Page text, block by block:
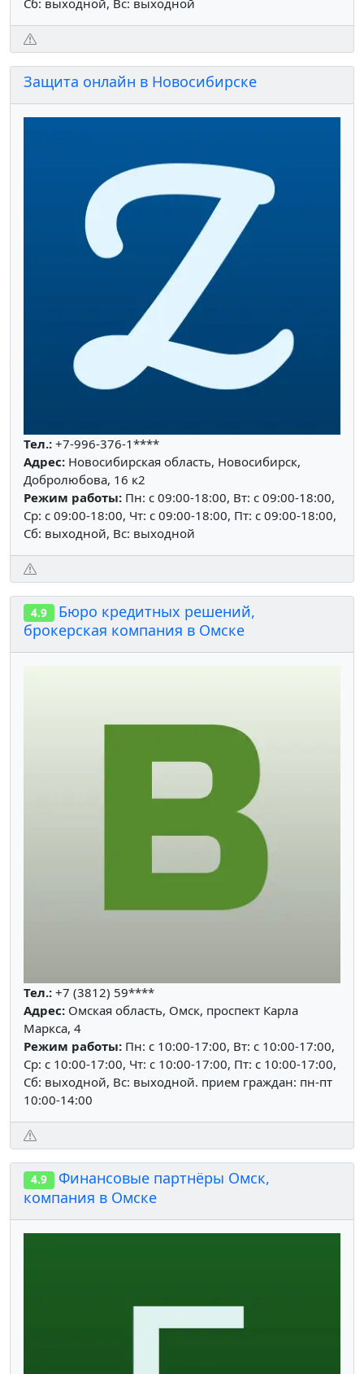
Защита онлайн в Новосибирске
Тел.: +7-996-376-1****
Адрес: Новосибирская область, Новосибирск,
Добролюбова, 16 к2
Режим работы: Пн: c 09:00-18:00, Вт: c 09:00-18:00,
Ср: c 09:00-18:00, Чт: c 09:00-18:00, Пт: c 09:00-18:00,
Сб: выходной, Вс: выходной
4.9
Бюро кредитных решений,
брокерская компания в Омске
Тел.: +7 (3812) 59****
Адрес: Омская область, Омск, проспект Карла
Маркса, 4
Режим работы: Пн: c 10:00-17:00, Вт: c 10:00-17:00,
Ср: c 10:00-17:00, Чт: c 10:00-17:00, Пт: c 10:00-17:00,
Сб: выходной, Вс: выходной. прием граждан: пн-пт
10:00-14:00
4.9
Финансовые партнёры Омск,
компания в Омске